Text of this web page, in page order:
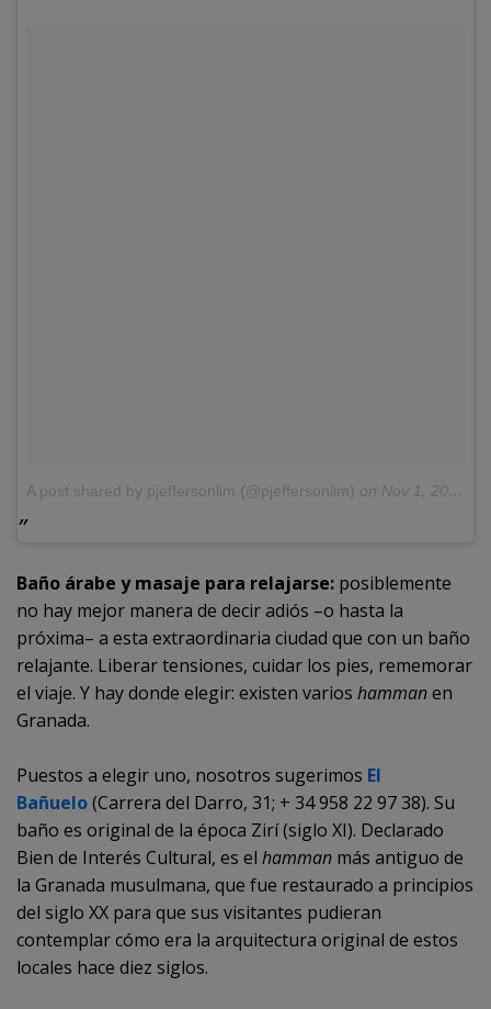
A post shared by pjeffersonlim (@pjeffersonlim) on Nov 1, 2016 at 8:16am PDT
Baño árabe y masaje para relajarse: posiblemente
no hay mejor manera de decir adiós –o hasta la
próxima– a esta extraordinaria ciudad que con un baño
relajante. Liberar tensiones, cuidar los pies, rememorar
el viaje. Y hay donde elegir: existen varios hammanen
Granada.
Puestos a elegir uno, nosotros sugerimos El
Bañuelo(Carrera del Darro, 31; + 34 958 22 97 38). Su
baño es original de la época Zirí (siglo XI). Declarado
Bien de Interés Cultural, es el hamman más antiguo de
la Granada musulmana, que fue restaurado a principios
del siglo XX para que sus visitantes pudieran
contemplar cómo era la arquitectura original de estos
locales hace diez siglos.